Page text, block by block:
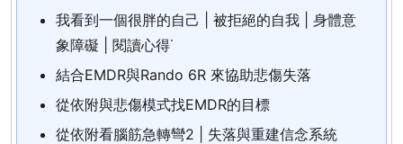
我看到一個很胖的自己 | 被拒絕的自我 | 身體意
象障礙 | 閱讀心得˙
結合EMDR與Rando 6R 來協助悲傷失落
從依附與悲傷模式找EMDR的目標
從依附看腦筋急轉彎2 | 失落與重建信念系統